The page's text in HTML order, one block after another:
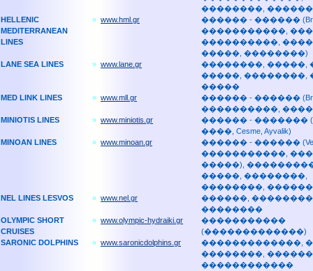
��������,
HELLENIC
MEDITERRANEAN
LINES
» www.hml.gr
������ - ������
�����������,
����������,
�����, ��������)
LANE SEA LINES
» www.lane.gr
��������, �����,
�����, ��������,
�����
MED LINK LINES
» www.mll.gr
������ - ������
����������,
MINIOTIS LINES
» www.miniotis.gr
������ - �������
����, Cesme, Ayvalik)
MINOAN LINES
» www.minoan.gr
������ - ������
�����������,
�����),
�����, ��������,
��������,
NEL LINES LESVOS
» www.nel.gr
������,
��������
OLYMPIC SHORT
CRUISES
» www.olympic-hydraiki.gr
�����������
(�������������)
SARONIC DOLPHINS
» www.saronicdolphins.gr
�������������,
��������,
������������